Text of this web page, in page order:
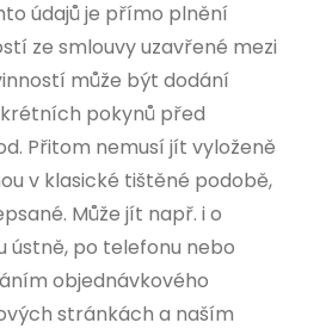
údajů je přímo plnění
ze smlouvy uzavřené mezi
může být dodání
pokynů před
Přitom nemusí jít vyloženě
v klasické tištěné podobě,
Může jít např. i o
ústně, po telefonu nebo
objednávkového
stránkách a naším